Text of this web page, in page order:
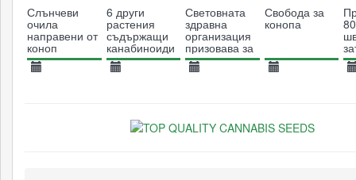
Слънчеви
очила
направени от
коноп
набират
популярност
6 други
растения
съдържащи
канабиноиди
Световната
здравна
организация
призовава за
декриминализация
на
Свобода за
конопа